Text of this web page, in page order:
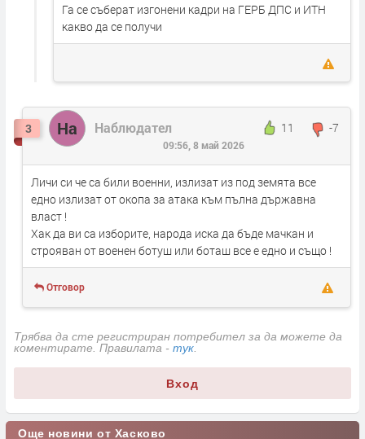
Га се съберат изгонени кадри на ГЕРБ ДПС и ИТН
какво да се получи
3 На Наблюдател 11 -7
09:56, 8 май 2026
Личи си че са били военни, излизат из под земята все
едно излизат от окопа за атака към пълна държавна
власт !
Хак да ви са изборите, народа иска да бъде мачкан и
строяван от военен ботуш или боташ все е едно и също !
Отговор
Трябва да сте регистриран потребител за да можете да
коментирате. Правилата - тук
Вход
Още новини от Хасково